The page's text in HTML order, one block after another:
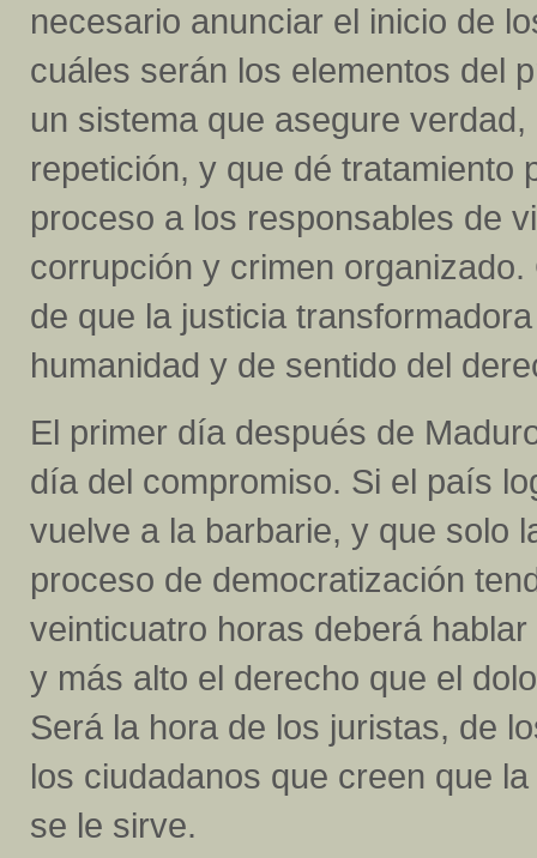
necesario anunciar el inicio de
cuáles serán los elementos del
un sistema que asegure
repetición, y que dé tratamiento
proceso a los responsables de
corrupción y crimen
de que la justicia
humanidad y de sentido del
El primer día después de
día del compromiso. Si el país
vuelve a la barbarie, y que solo
proceso de democratización
veinticuatro horas deberá
y más alto el derecho que el
Será la hora de los juristas, de
los ciudadanos que creen que
se le sirve.